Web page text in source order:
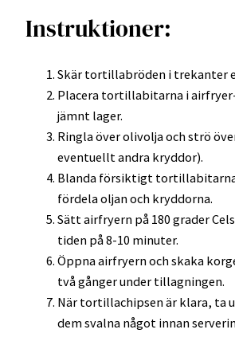
Instruktioner:
Skär tortillabröden i trekanter
Placera tortillabitarna i
jämnt lager.
Ringla över olivolja och strö
eventuellt andra kryddor).
Blanda försiktigt
fördela oljan och kryddorna.
Sätt airfryern på 180 grader
tiden på 8-10 minuter.
Öppna airfryern och skaka
två gånger under tillagningen.
När tortillachipsen är klara, ta
dem svalna något innan